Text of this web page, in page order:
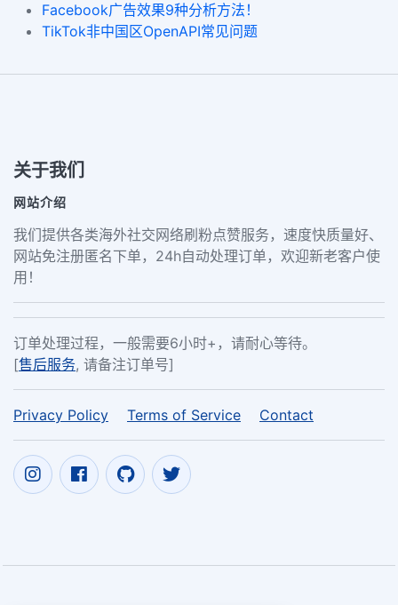
Facebook广告效果9种分析方法！
TikTok非中国区OpenAPI常见问题
关于我们
网站介绍
我们提供各类海外社交网络刷粉点赞服务，速度快质量好、
网站免注册匿名下单，24h自动处理订单，欢迎新老客户使
用！
订单处理过程，一般需要6小时+，请耐心等待。
[售后服务, 请备注订单号]
Privacy Policy Terms of Service Contact